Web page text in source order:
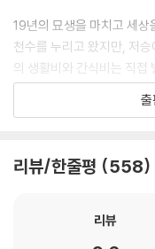
19년의 묘생을 마치고 세상
천수를 누리고 왔지만, 저
의 생활비와 간식비는 직접
찾아 어슬렁거리던 후타는
준다’는 공고에 이끌려 카
특별한 능력을 지녔다. ‘다리
다. 이승에서 볼 때는 평범
출
리뷰/한줄평 558
리뷰